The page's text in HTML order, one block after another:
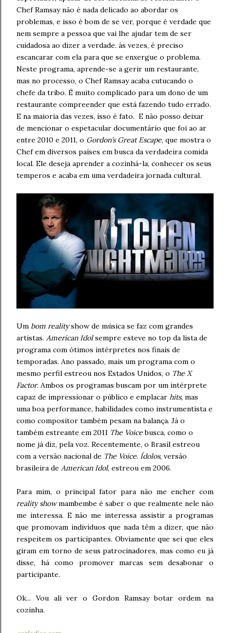
Chef Ramsay não é nada delicado ao abordar os
problemas, e isso é bom de se ver, porque é verdade que
nem sempre a pessoa que vai lhe ajudar tem de ser
cuidadosa ao dizer a verdade. às vezes, é preciso
escancarar com ela para que se enxergue o problema.
Neste programa, aprende-se a gerir um restaurante,
mas no processo, o Chef Ramsay acaba cutucando o
chefe da tribo. É muito complicado para um dono de um
restaurante compreender que está fazendo tudo errado.
E na maioria das vezes, isso é fato. E não posso deixar
de mencionar o espetacular documentário que foi ao ar
entre 2010 e 2011, o Gordon’s Great Escape, que mostra o
Chef em diversos países em busca da verdadeira comida
local. Ele deseja aprender a cozinhá-la, conhecer os seus
temperos e acaba em uma verdadeira jornada cultural.
Um bom realityshow de música se faz com grandes
artistas. American Idolsempre esteve no top da lista de
programa com ótimos intérpretes nos finais de
temporadas. Ano passado, mais um programa com o
mesmo perfil estreou nos Estados Unidos, o The X
Factor. Ambos os programas buscam por um intérprete
capaz de impressionar o público e emplacar hits, mas
uma boa performance, habilidades como instrumentista e
como compositor também pesam na balança. Já o
também estreante em 2011 The Voicebusca, como o
nome já diz, pela voz. Recentemente, o Brasil estreou
com a versão nacional de The Voice. Ídolos, versão
brasileira de American Idol, estreou em 2006.
Para mim, o principal fator para não me encher com
reality showmambembe é saber o que realmente nele não
me interessa. E não me interessa assistir a programas
que promovam indivíduos que nada têm a dizer, que não
respeitem os participantes. Obviamente que sei que eles
giram em torno de seus patrocinadores, mas como eu já
disse, há como promover marcas sem desabonar o
participante.
Ok... Vou ali ver o Gordon Ramsay botar ordem na
cozinha.